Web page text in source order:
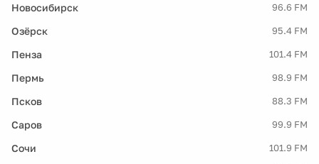
Новосибирск 96.6 FM
Озёрск 95.4 FM
Пенза 101.4 FM
Пермь 98.9 FM
Псков 88.3 FM
Саров 99.9 FM
Сочи 101.9 FM